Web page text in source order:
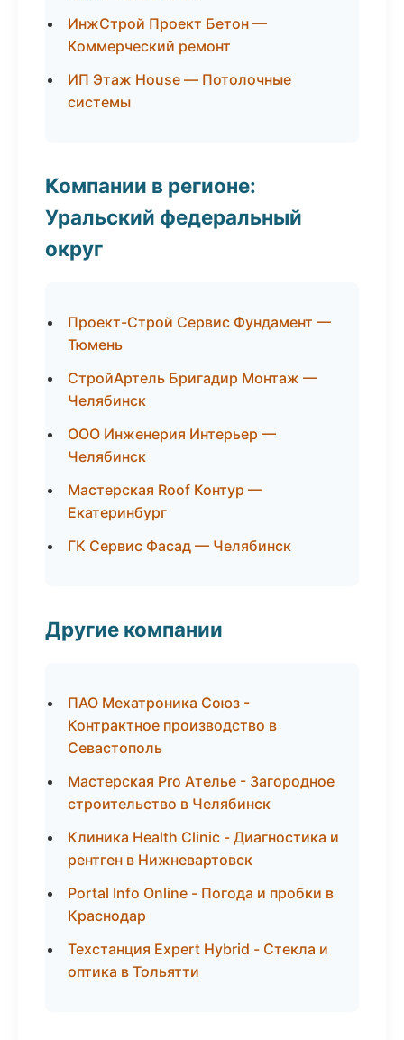
ИнжСтрой Проект Бетон —
Коммерческий ремонт
ИП Этаж House — Потолочные
системы
Компании в регионе:
Уральский федеральный
округ
Проект-Строй Сервис Фундамент —
Тюмень
СтройАртель Бригадир Монтаж —
Челябинск
ООО Инженерия Интерьер —
Челябинск
Мастерская Roof Контур —
Екатеринбург
ГК Сервис Фасад — Челябинск
Другие компании
ПАО Мехатроника Союз -
Контрактное производство в
Севастополь
Мастерская Pro Ателье - Загородное
строительство в Челябинск
Клиника Health Clinic - Диагностика и
рентген в Нижневартовск
Portal Info Online - Погода и пробки в
Краснодар
Техстанция Expert Hybrid - Стекла и
оптика в Тольятти